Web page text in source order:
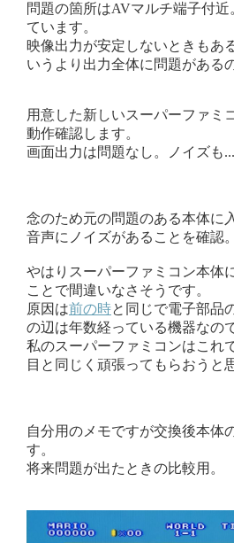
問題の箇所はAVマルチ端子付
ています。
映像出力が安定しないときもあ
いうより出力全体に問題がある
用意した新しいスーパーファミ
動作確認します。
画面出力は問題なし。ノイズも
念のため元の問題のある本体に
音声にノイズがあることを確認。
やはりスーパーファミコン本体
ことで間違いなさそうです。
原因は前の時と同じで電子部品
の辺は年数経っている機器なの
私のスーパーファミコンはこれ
目と同じく頑張ってもらおうと
自分用のメモですが交換後本体
す。
将来問題が出たときの比較用。